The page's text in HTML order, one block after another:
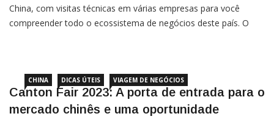
China, com visitas técnicas em várias empresas para você
compreender todo o ecossistema de negócios deste país. O
Índia e […]
CHINA DICAS ÚTEIS VIAGEM DE NEGÓCIOS
Canton Fair 2023: A porta de entrada para o
mercado chinês e uma oportunidade